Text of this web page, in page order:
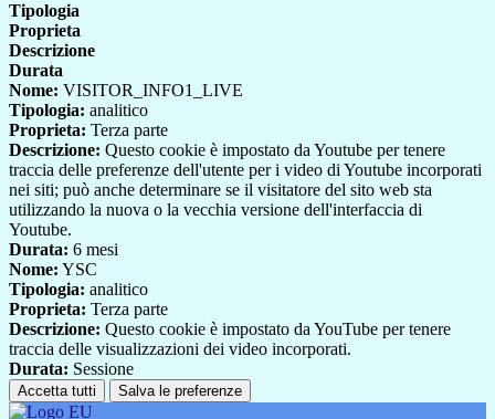
Tipologia
Proprieta
Descrizione
Durata
Nome: VISITOR_INFO1_LIVE
Tipologia: analitico
Proprieta: Terza parte
Descrizione: Questo cookie è impostato da Youtube per tenere
traccia delle preferenze dell'utente per i video di Youtube incorporati
nei siti; può anche determinare se il visitatore del sito web sta
utilizzando la nuova o la vecchia versione dell'interfaccia di
Youtube.
Durata: 6 mesi
Nome: YSC
Tipologia: analitico
Proprieta: Terza parte
Descrizione: Questo cookie è impostato da YouTube per tenere
traccia delle visualizzazioni dei video incorporati.
Durata: Sessione
Accetta tutti Salva le preferenze